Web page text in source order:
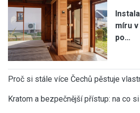
míru
po…
Proč si stále více Čechů pěstuje
Kratom a bezpečnější přístup: na co